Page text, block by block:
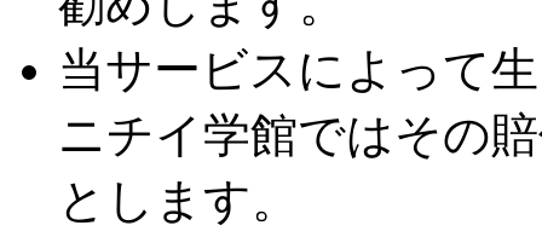
当サービスによって
ニチイ学館ではその
とします。